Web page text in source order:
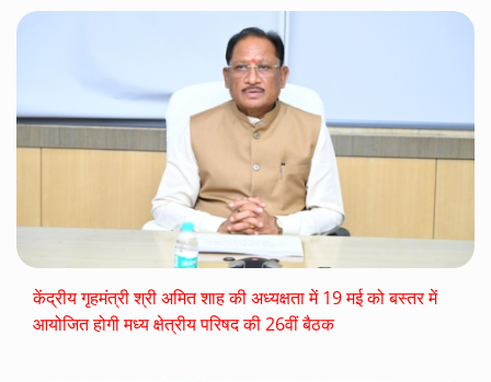
केंद्रीय गृहमंत्री श्री अमित शाह की अध्यक्षता में 19 मई को बस्तर में
आयोजित होगी मध्य क्षेत्रीय परिषद की 26वीं बैठक